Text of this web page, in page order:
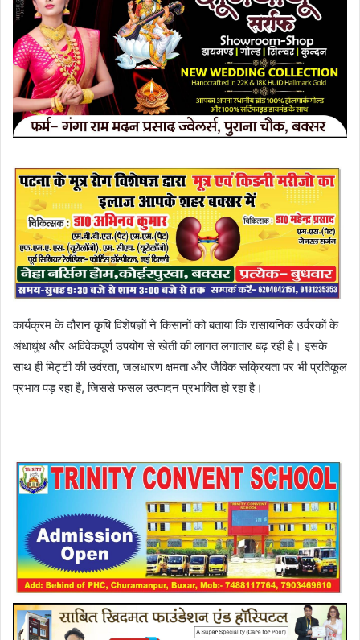
कार्यक्रम के दौरान कृषि विशेषज्ञों ने किसानों को बताया कि रासायनिक उर्वरकों के
अंधाधुंध और अविवेकपूर्ण उपयोग से खेती की लागत लगातार बढ़ रही है। इसके
साथ ही मिट्टी की उर्वरता, जलधारण क्षमता और जैविक सक्रियता पर भी प्रतिकूल
प्रभाव पड़ रहा है, जिससे फसल उत्पादन प्रभावित हो रहा है।